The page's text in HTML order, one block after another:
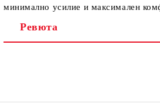
минимално усилие и максимален
Ревюта